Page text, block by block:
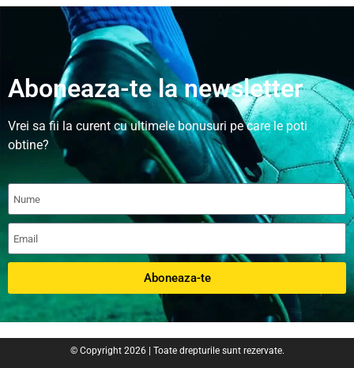
Aboneaza-te la newsletter
Vrei sa fii la curent cu ultimele bonusuri pe care le poti
obtine?
Aboneaza-te
© Copyright 2026 | Toate drepturile sunt rezervate.